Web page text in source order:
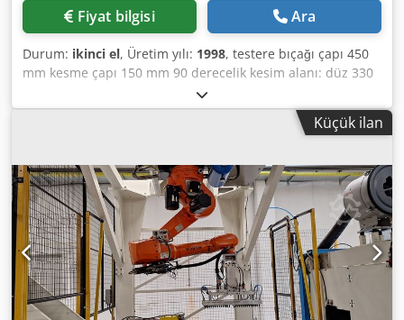
Fiyat bilgisi Ara
Durum: ikinci el, Üretim yılı: 1998, testere bıçağı çapı 450
mm kesme çapı 150 mm 90 derecelik kesim alanı: düz 330
x 40 mm 45 derecede kesme aralığı: yaklaşık 140 mm 45
derecelik kesim alanı: düz 250 x 40 mm Kesme hızı 10 - 70
m/dak testere bıçağı ilerlemesi 0 - 1000 mm/dak testere
Aksesuarlar: kullanılmış Testere bıçağı 450 mmø, malzeme
besleme tutucusu M 45 NC için otomatik Çalışma, besleme
rulolu konveyör 7000 mm, boşaltma rulolu konveyör 4000
mm, Djdpjv Hth Asfx Aihekr soğutma sistemi
Küçük ilan